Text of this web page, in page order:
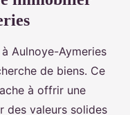
Aulnoye-Aymeries
de biens. Ce
à offrir une
des valeurs solides